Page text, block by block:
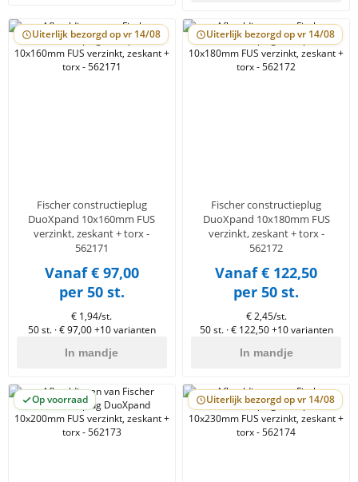
Uiterlijk bezorgd op vr 14/08
Fischer constructieplug
DuoXpand 10x160mm FUS
verzinkt, zeskant + torx -
562171
Vanaf € 97,00
per 50 st.
€ 1,94/st.
50 st. · € 97,00+10 varianten
In mandje
Uiterlijk bezorgd op vr 14/08
Fischer constructieplug
DuoXpand 10x180mm FUS
verzinkt, zeskant + torx -
562172
Vanaf € 122,50
per 50 st.
€ 2,45/st.
50 st. · € 122,50+10 varianten
In mandje
Op voorraad Uiterlijk bezorgd op vr 14/08